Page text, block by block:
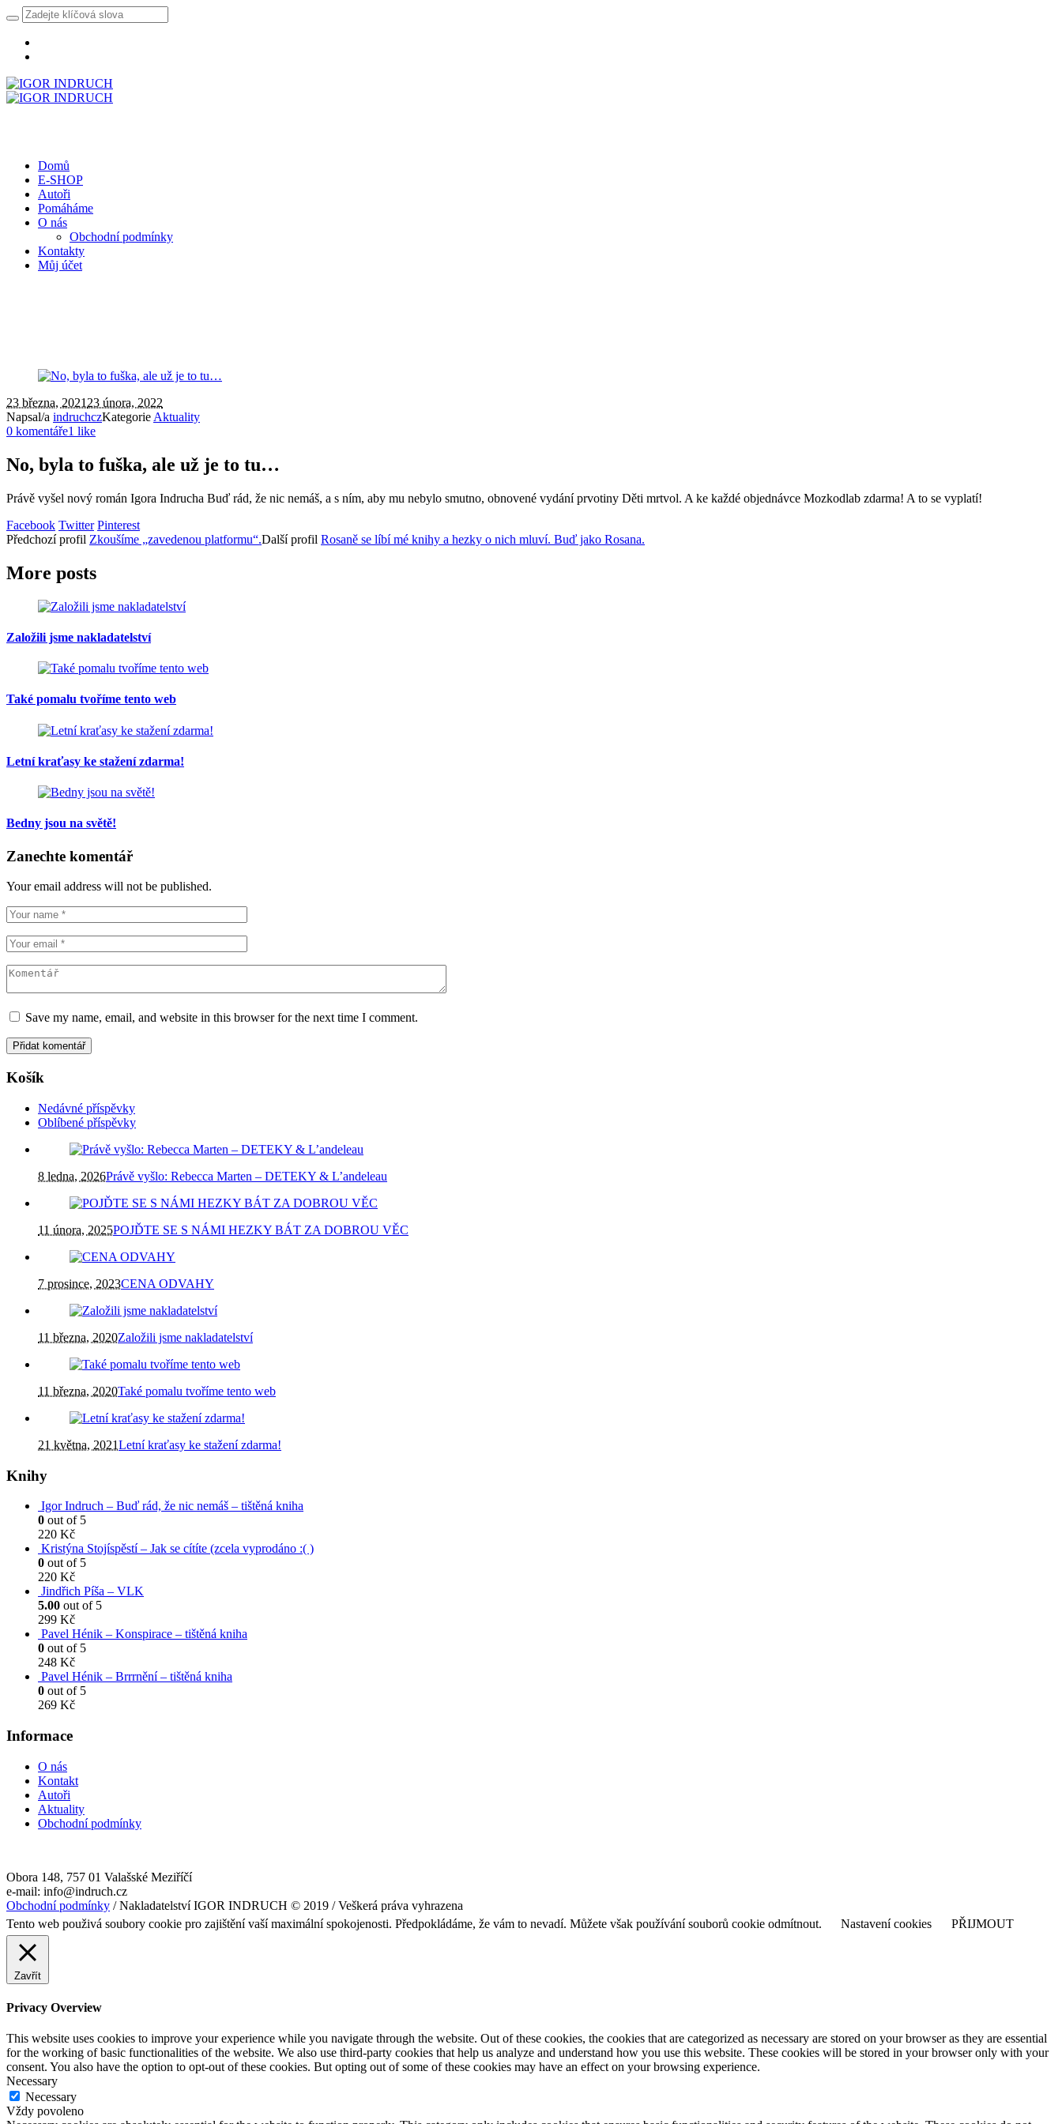
Domů
E-SHOP
Autoři
Pomáháme
O nás
Obchodní podmínky
Kontakty
Můj účet
23 března, 2021 23 února, 2022
Napsal/a indruchczKategorie Aktuality
0 komentáře1 like
No, byla to fuška, ale už je to tu…
Právě vyšel nový román Igora Indrucha Buď rád, že nic nemáš, a s ním, aby mu nebylo smutno, obnovené vydání prvotiny Děti mrtvol. A ke každé objednávce Mozkodlab zdarma! A to se vyplatí!
Facebook Twitter Pinterest
Předchozíprofil Zkoušíme „zavedenou platformu“.Dalšíprofil Rosaně se líbí mé knihy a hezky o nich mluví. Buď jako Rosana.
More posts
Založili jsme nakladatelství
Také pomalu tvoříme tento web
Letní kraťasy ke stažení zdarma!
Bedny jsou na světě!
Zanechte komentář
Your email address will not be published.
Save my name, email, and website in this browser for the next time I comment.
Košík
Nedávné příspěvky
Oblíbené příspěvky
8 ledna, 2026Právě vyšlo: Rebecca Marten – DETEKY & L’andeleau
11 února, 2025POJĎTE SE S NÁMI HEZKY BÁT ZA DOBROU VĚC
7 prosince, 2023CENA ODVAHY
11 března, 2020Založili jsme nakladatelství
11 března, 2020Také pomalu tvoříme tento web
21 května, 2021Letní kraťasy ke stažení zdarma!
Knihy
Igor Indruch – Buď rád, že nic nemáš – tištěná kniha
0 out of 5
220 Kč
Kristýna Stojíspěstí – Jak se cítíte (zcela vyprodáno :( )
0 out of 5
220 Kč
Jindřich Píša – VLK
5.00 out of 5
299 Kč
Pavel Hénik – Konspirace – tištěná kniha
0 out of 5
248 Kč
Pavel Hénik – Brrrnění – tištěná kniha
0 out of 5
269 Kč
Informace
O nás
Kontakt
Autoři
Aktuality
Obchodní podmínky
Obora 148, 757 01 Valašské Meziříčí
e-mail: info@indruch.cz
Obchodní podmínky / Nakladatelství IGOR INDRUCH © 2019 / Veškerá práva vyhrazena
Tento web použivá soubory cookie pro zajištění vaší maximální spokojenosti. Předpokládáme, že vám to nevadí. Můžete však používání souborů cookie odmítnout.
Nastavení cookies PŘIJMOUT
Zavřít
Privacy Overview
This website uses cookies to improve your experience while you navigate through the website. Out of these cookies, the cookies that are categorized as necessary are stored on your browser as they are essential
for the working of basic functionalities of the website. We also use third-party cookies that help us analyze and understand how you use this website. These cookies will be stored in your browser only with your
consent. You also have the option to opt-out of these cookies. But opting out of some of these cookies may have an effect on your browsing experience.
Necessary
Necessary
Vždy povoleno